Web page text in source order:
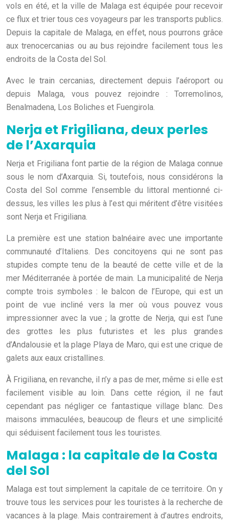
vols en été, et la ville de Malaga est équipée pour recevoir
ce flux et trier tous ces voyageurs par les transports publics.
Depuis la capitale de Malaga, en effet, nous pourrons grâce
aux trenocercanias ou au bus rejoindre facilement tous les
endroits de la Costa del Sol.
Avec le train cercanias, directement depuis l’aéroport ou
depuis Malaga, vous pouvez rejoindre : Torremolinos,
Benalmadena, Los Boliches et Fuengirola.
Nerja et Frigiliana, deux perles
de l’Axarquia
Nerja et Frigiliana font partie de la région de Malaga connue
sous le nom d’Axarquia. Si, toutefois, nous considérons la
Costa del Sol comme l’ensemble du littoral mentionné ci-
dessus, les villes les plus à l’est qui méritent d’être visitées
sont Nerja et Frigiliana.
La première est une station balnéaire avec une importante
communauté d’Italiens. Des concitoyens qui ne sont pas
stupides compte tenu de la beauté de cette ville et de la
mer Méditerranée à portée de main. La municipalité de Nerja
compte trois symboles : le balcon de l’Europe, qui est un
point de vue incliné vers la mer où vous pouvez vous
impressionner avec la vue ; la grotte de Nerja, qui est l’une
des grottes les plus futuristes et les plus grandes
d’Andalousie et la plage Playa de Maro, qui est une crique de
galets aux eaux cristallines.
À Frigiliana, en revanche, il n’y a pas de mer, même si elle est
facilement visible au loin. Dans cette région, il ne faut
cependant pas négliger ce fantastique village blanc. Des
maisons immaculées, beaucoup de fleurs et une simplicité
qui séduisent facilement tous les touristes.
Malaga : la capitale de la Costa
del Sol
Malaga est tout simplement la capitale de ce territoire. On y
trouve tous les services pour les touristes à la recherche de
vacances à la plage. Mais contrairement à d’autres endroits,